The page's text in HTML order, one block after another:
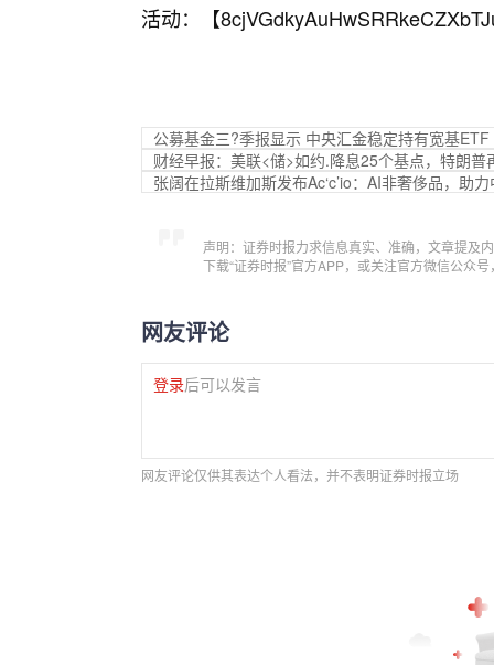
活动：【
公募基金三?季报显示 中央汇金稳定持有宽基ETF
财经早报：美联<储>如约.降息25个基点，特朗
张阔在拉斯维加斯发布Ac‘c’io：AI非奢侈品，助
声明：证券时报力求信息真实、准确，文章提及
下载“证券时报”官方APP，或关注官方微信公众
网友评论
登录后可以发言
网友评论仅供其表达个人看法，并不表明证券时报立场